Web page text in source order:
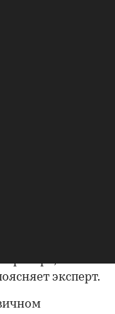
эксперт.